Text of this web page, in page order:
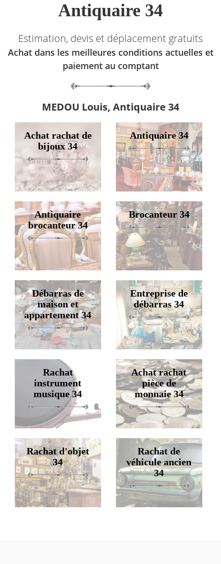
Antiquaire 34
Estimation, devis et déplacement gratuits
Achat dans les meilleures conditions actuelles et
paiement au comptant
MEDOU Louis, Antiquaire 34
Achat rachat de
bijoux 34
Antiquaire 34
Antiquaire
brocanteur 34
Brocanteur 34
Débarras de
maison et
appartement 34
Entreprise de
débarras 34
Rachat
instrument
musique 34
Achat rachat
pièce de
monnaie 34
Rachat d'objet
34
Rachat de
véhicule ancien
34